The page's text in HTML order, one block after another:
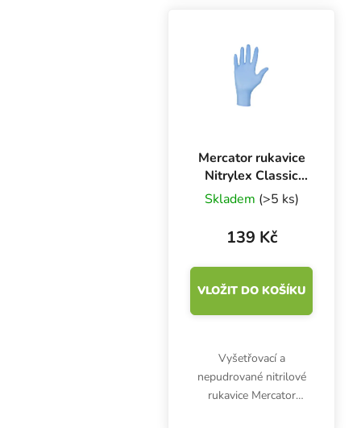
Mercator rukavice
Nitrylex Classic
BLUE L, 100 ks
Skladem (>5 ks)
139 Kč
VLOŽIT DO KOŠÍKU
Vyšetřovací a
nepudrované nitrilové
rukavice Mercator